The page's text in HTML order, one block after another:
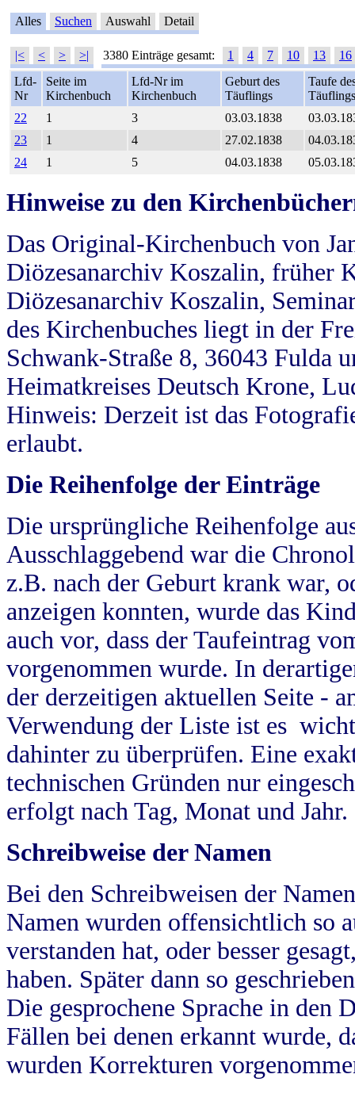
Alles Suchen Auswahl Detail
|< < > >| 3380 Einträge gesamt: 1 4 7 10 13
16
Lfd-
Nr
Seite im
Kirchenbuch
Lfd-Nr im
Kirchenbuch
Geburt des
Täuflings
Taufe
Täuflings
22
1 3 03.03.1838
23
1 4 27.02.1838
24
1 5 04.03.1838
Hinweise zu den
Das Original-Kirchenbuch von
Diözesanarchiv Koszalin, früher
Diözesanarchiv Koszalin,
des Kirchenbuches liegt in der
Schwank-Straße 8, 36043 Fulda
Heimatkreises Deutsch Krone,
Hinweis: Derzeit ist das
erlaubt.
Die Reihenfolge der Einträge
Die ursprüngliche Reihenfolge
Ausschlaggebend war die
z.B. nach der Geburt krank war,
anzeigen konnten, wurde das
auch vor, dass der Taufeintrag
vorgenommen wurde. In
der derzeitigen aktuellen Seite -
Verwendung der Liste ist es
dahinter zu überprüfen. Eine
technischen Gründen nur
erfolgt nach Tag, Monat und Jahr.
Schreibweise der Namen
Bei den Schreibweisen der
Namen wurden offensichtlich so
verstanden hat, oder besser
haben. Später dann so
Die gesprochene Sprache in
Fällen bei denen erkannt wurde,
wurden Korrekturen